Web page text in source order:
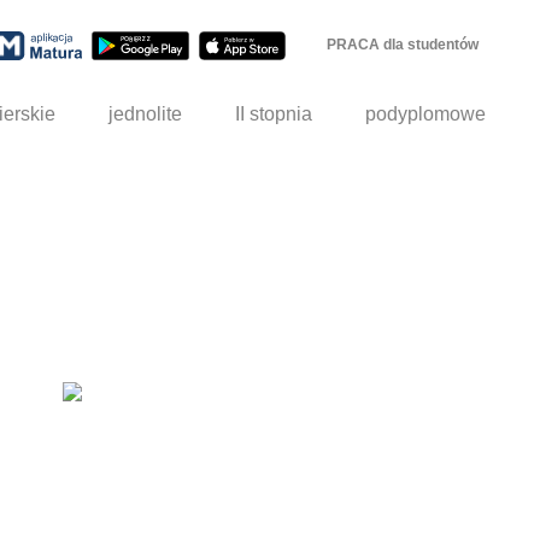
PRACA dla studentów
jednolite II stopnia podyplomowe